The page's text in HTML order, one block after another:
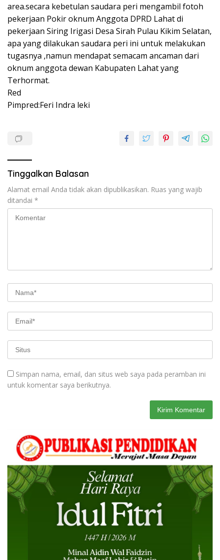
area.secara kebetulan saudara peri mengambil fotoh
pekerjaan Pokir oknum Anggota DPRD Lahat di
pekerjaan Siring Irigasi Desa Sirah Pulau Kikim Selatan,
apa yang dilakukan saudara peri ini untuk melakukan
tugasnya ,namun mendapat semacam ancaman dari
oknum anggota dewan Kabupaten Lahat yang
Terhormat.
Red
Pimpred:Feri Indra leki
Tinggalkan Balasan
Alamat email Anda tidak akan dipublikasikan. Ruas yang wajib
ditandai *
Simpan nama, email, dan situs web saya pada peramban ini
untuk komentar saya berikutnya.